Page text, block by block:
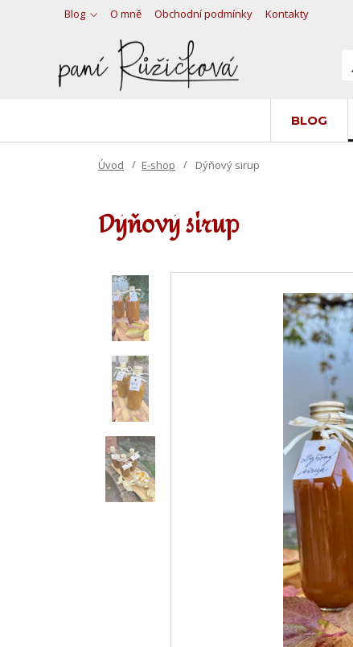
Blog O mně Obchodní podmínky Kontakty
BLOG
Úvod E-shop Dýňový sirup
Dýňový sirup